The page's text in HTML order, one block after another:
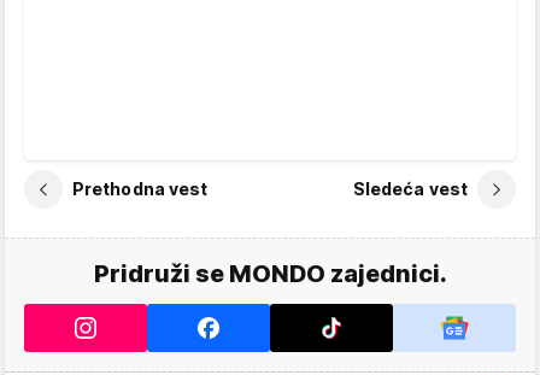
Prethodna vest Sledeća vest
Pridruži se MONDO zajednici.